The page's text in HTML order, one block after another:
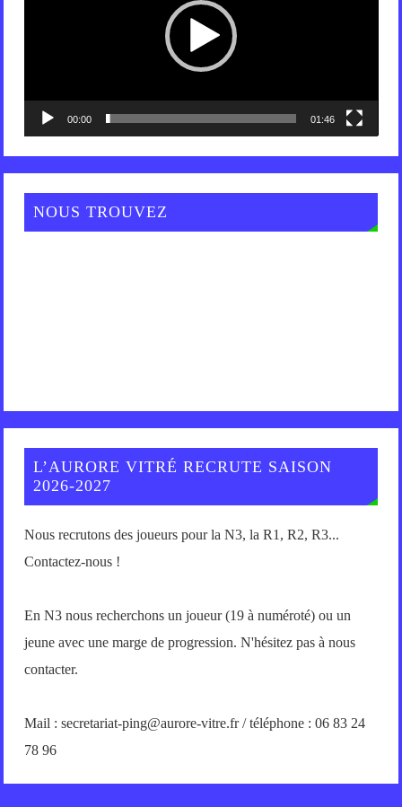
00:00 01:46
NOUS TROUVEZ
L’AURORE VITRÉ RECRUTE SAISON
2026-2027
Nous recrutons des joueurs pour la N3, la R1, R2, R3...
Contactez-nous !
En N3 nous recherchons un joueur (19 à numéroté) ou un
jeune avec une marge de progression. N'hésitez pas à nous
contacter.
Mail : secretariat-ping@aurore-vitre.fr / téléphone : 06 83 24
78 96